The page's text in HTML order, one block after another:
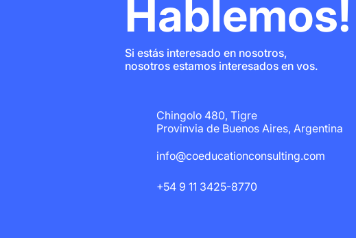
Hablemos!
Si estás interesado en nosotros,
nosotros estamos interesados en vos.
Chingolo 480, Tigre
Provinvia de Buenos Aires, Argentina
info@coeducationconsulting.com
+54 9 11 3425-8770